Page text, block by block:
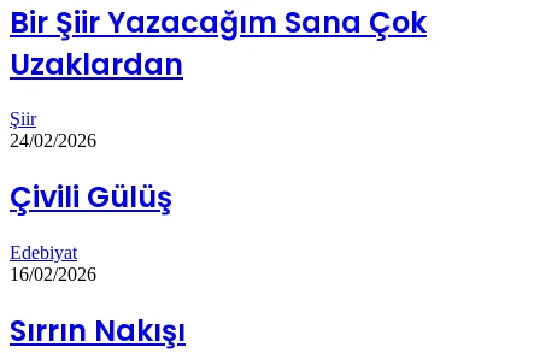
Bir Şiir Yazacağım Sana Çok
Uzaklardan
Şiir
24/02/2026
Çivili Gülüş
Edebiyat
16/02/2026
Sırrın Nakışı